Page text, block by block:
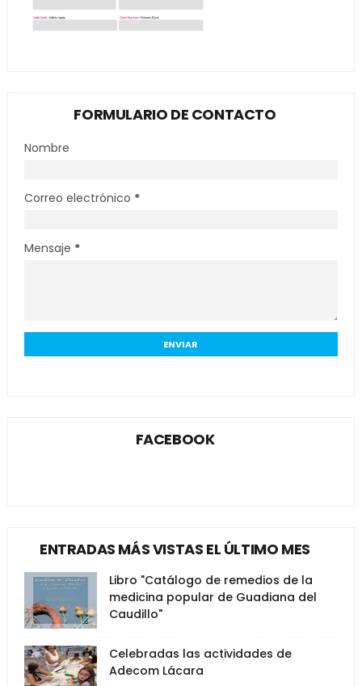
FORMULARIO DE CONTACTO
Nombre
Correo electrónico *
Mensaje *
FACEBOOK
ENTRADAS MÁS VISTAS EL ÚLTIMO MES
Libro "Catálogo de remedios de la
medicina popular de Guadiana del
Caudillo"
Celebradas las actividades de
Adecom Lácara